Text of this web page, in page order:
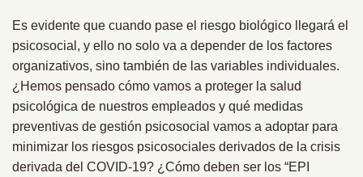
Es evidente que cuando pase el riesgo biológico llegará el
psicosocial, y ello no solo va a depender de los factores
organizativos, sino también de las variables individuales.
¿Hemos pensado cómo vamos a proteger la salud
psicológica de nuestros empleados y qué medidas
preventivas de gestión psicosocial vamos a adoptar para
minimizar los riesgos psicosociales derivados de la crisis
derivada del COVID-19? ¿Cómo deben ser los “EPI